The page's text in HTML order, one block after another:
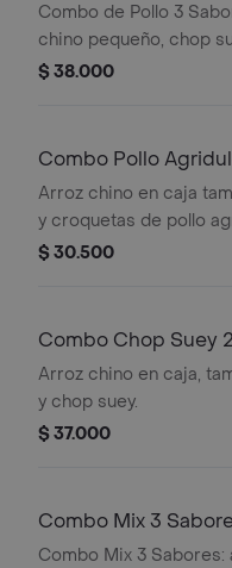
Combo de Pollo 3
chino pequeño, chop
croquetas de pollo en
$ 38.000
Combo Pollo
Sabores
Arroz chino en caja
y croquetas de pollo
$ 30.500
Combo Chop Suey
Arroz chino en caja,
y chop suey.
$ 37.000
Combo Mix 3
Combo Mix 3 Sabores: